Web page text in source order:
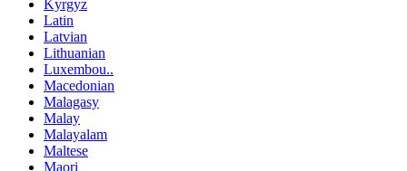
Kyrgyz
Latin
Latvian
Lithuanian
Luxembou..
Macedonian
Malagasy
Malay
Malayalam
Maltese
Maori